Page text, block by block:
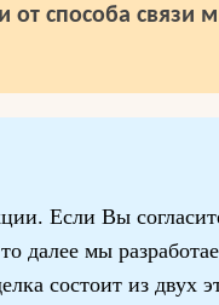
от способа связи
Если Вы
далее мы
состоит из двух